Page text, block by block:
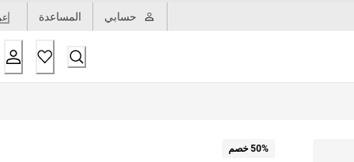
حسابي المساعدة
50% خصم